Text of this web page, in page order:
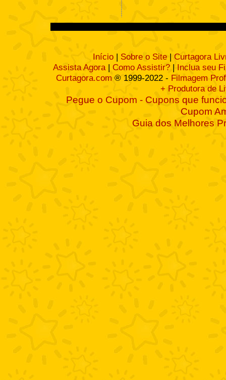
Início | Sobre o Site | Curtagora
Assista Agora| Como Assistir? | Inclua seu
Curtagora.com® 1999-2022 - Filmagem
+ Produtora de
Pegue o Cupom - Cupons que
Cupom
Guia dos Melhores